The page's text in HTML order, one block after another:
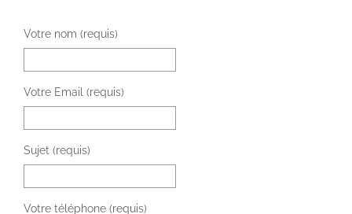
Votre nom (requis)
Votre Email (requis)
Sujet (requis)
Votre téléphone (requis)